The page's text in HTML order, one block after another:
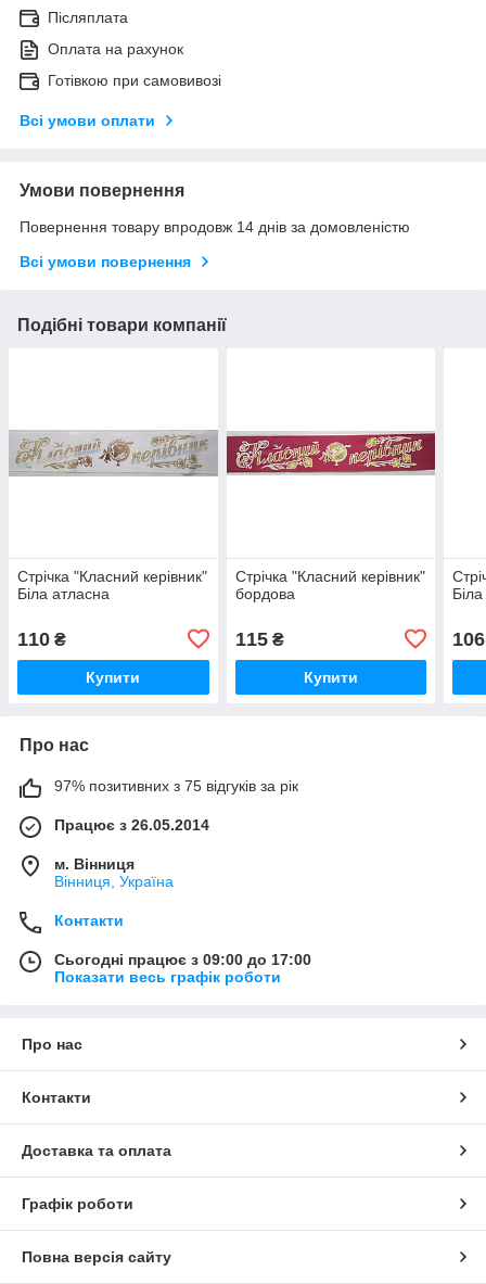
Післяплата
Оплата на рахунок
Готівкою при самовивозі
Всі умови оплати
Умови повернення
Повернення товару впродовж 14 днів за домовленістю
Всі умови повернення
Подібні товари компанії
Стрічка "Класний керівник"
Біла атласна
110 ₴
Купити
Стрічка "Класний керівник"
бордова
115₴
Купити
106
Про нас
97% позитивних з 75 відгуків за рік
Працює з 26.05.2014
м. Вінниця
Вінниця, Україна
Контакти
Сьогодні працює з 09:00 до 17:00
Показати весь графік роботи
Про нас
Контакти
Доставка та оплата
Графік роботи
Повна версія сайту